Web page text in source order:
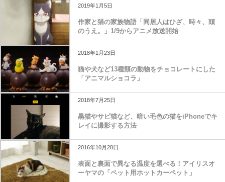
2019年1月5日
作家と猫の家族物語「同居人はひざ、時々、頭
のうえ。」1/9からアニメ放送開始
2018年1月23日
猫や犬など13種類の動物をチョコレートにした
「アニマルショコラ」
2018年7月25日
黒猫やサビ猫など、暗い毛色の猫をiPhoneでキ
レイに撮影する方法
2016年10月28日
表面と裏面で異なる温度を選べる！アイリスオ
ーヤマの「ペット用ホットカーペット」